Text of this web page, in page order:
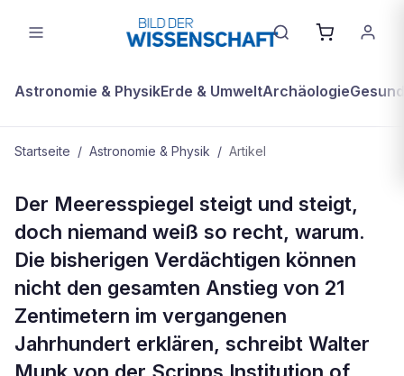
Astronomie & PhysikErde & UmweltArchäologie
Startseite / Astronomie & Physik / Artikel
Forscher rätseln um Anstieg des
Meeresspiegels
Der Meeresspiegel steigt und steigt,
doch niemand weiß so recht, warum.
Die bisherigen Verdächtigen können
nicht den gesamten Anstieg von 21
Zentimetern im vergangenen
Jahrhundert erklären, schreibt Walter